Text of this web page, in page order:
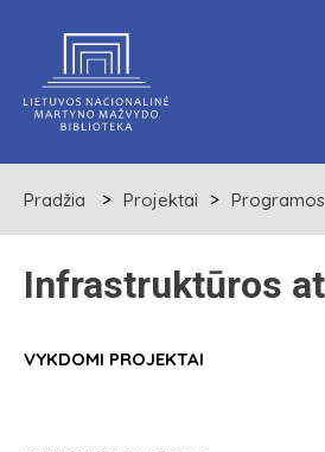
Pradžia Projektai
Infrastruktūros
VYKDOMI PROJEKTAI